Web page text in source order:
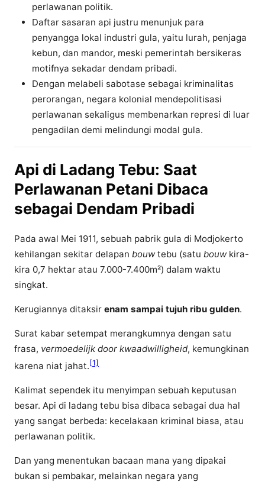
perlawanan politik.
Daftar sasaran api justru menunjuk para
penyangga lokal industri gula, yaitu lurah, penjaga
kebun, dan mandor, meski pemerintah bersikeras
motifnya sekadar dendam pribadi.
Dengan melabeli sabotase sebagai kriminalitas
perorangan, negara kolonial mendepolitisasi
perlawanan sekaligus membenarkan represi di luar
pengadilan demi melindungi modal gula.
Api di Ladang Tebu: Saat
Perlawanan Petani Dibaca
sebagai Dendam Pribadi
Pada awal Mei 1911, sebuah pabrik gula di Modjokerto
kehilangan sekitar delapan bouwtebu (satu bouwkira-
kira 0,7 hektar atau 7.000-7.400m²) dalam waktu
singkat.
Kerugiannya ditaksir enam sampai tujuh ribu gulden.
Surat kabar setempat merangkumnya dengan satu
frasa, vermoedelijk door kwaadwilligheid, kemungkinan
karena niat jahat. [1]
Kalimat sependek itu menyimpan sebuah keputusan
besar. Api di ladang tebu bisa dibaca sebagai dua hal
yang sangat berbeda: kecelakaan kriminal biasa, atau
perlawanan politik.
Dan yang menentukan bacaan mana yang dipakai
bukan si pembakar, melainkan negara yang